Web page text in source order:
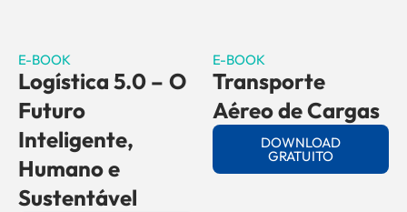
E-BOOK
Logística 5.0 – O
Futuro
Inteligente,
Humano e
Sustentável
E-BOOK
Transporte
Aéreo de Cargas
DOWNLOAD
GRATUITO